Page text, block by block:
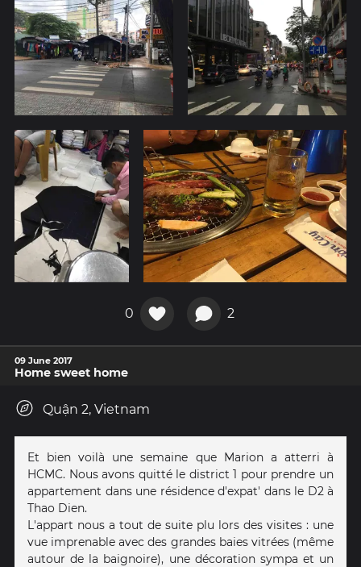
0 2
09 June 2017
Home sweet home
Quận 2, Vietnam
Et bien voilà une semaine que Marion a atterri à
HCMC. Nous avons quitté le district 1 pour prendre un
appartement dans une résidence d'expat' dans le D2 à
Thao Dien.
L'appart nous a tout de suite plu lors des visites : une
vue imprenable avec des grandes baies vitrées (même
autour de la baignoire), une décoration sympa et un